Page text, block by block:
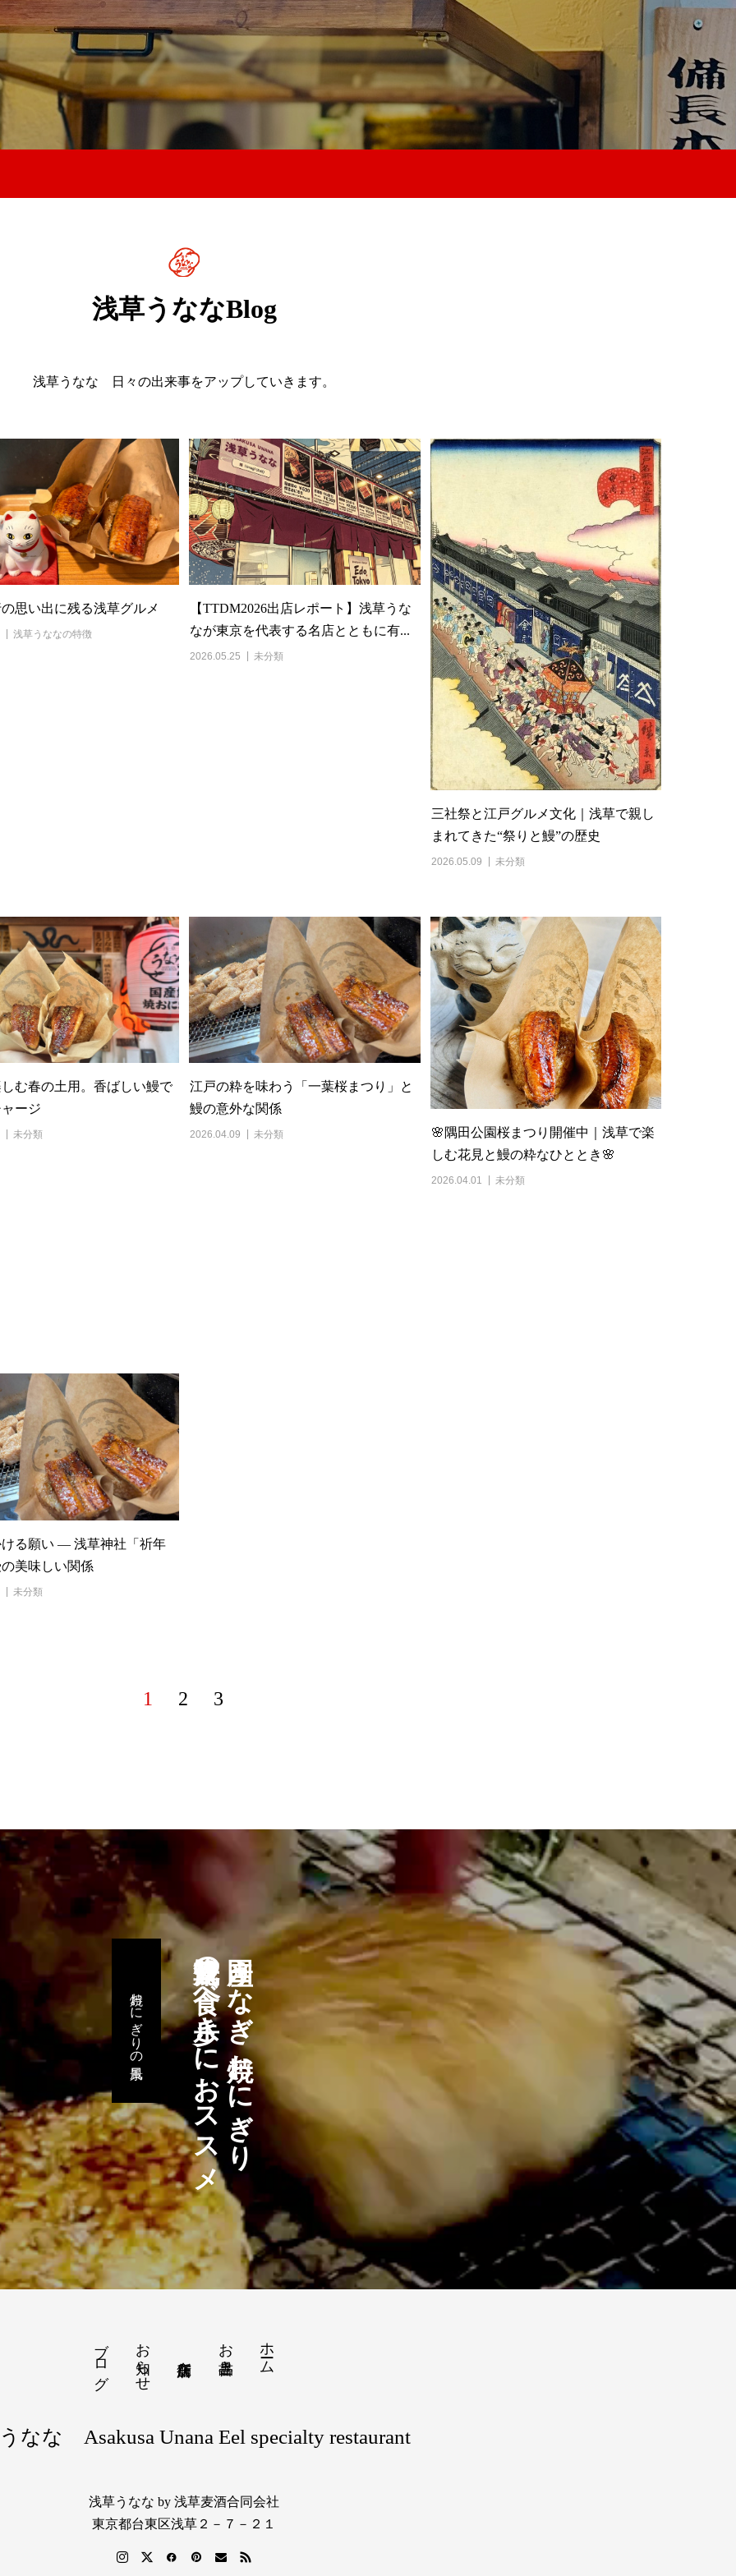
浅草うななBlog
浅草うなな 日々の出来事をアップしていきます。
思い出に残る浅草グルメ
浅草うななの特徴
【TTDM2026出店レポート】浅草うな
なが東京を代表する名店とともに有...
2026.05.25 未分類
三社祭と江戸グルメ文化｜浅草で親し
まれてきた“祭りと鰻”の歴史
2026.05.09 未分類
む春の土用。香ばしい鰻で
ージ
未分類
江戸の粋を味わう「一葉桜まつり」と
鰻の意外な関係
2026.04.09 未分類
🌸隅田公園桜まつり開催中｜浅草で楽
しむ花見と鰻の粋なひととき🌸
2026.04.01 未分類
る願い ― 浅草神社「祈年
美味しい関係
未分類
1 2 3
国産うなぎ 焼おにぎり
浅草観光の食べ歩きにおススメ
焼おにぎりの風景
ホーム
お品書き
お知らせ
ブログ
なな Asakusa Unana Eel specialty restaurant
浅草うなな by 浅草麦酒合同会社
東京都台東区浅草２－７－２１